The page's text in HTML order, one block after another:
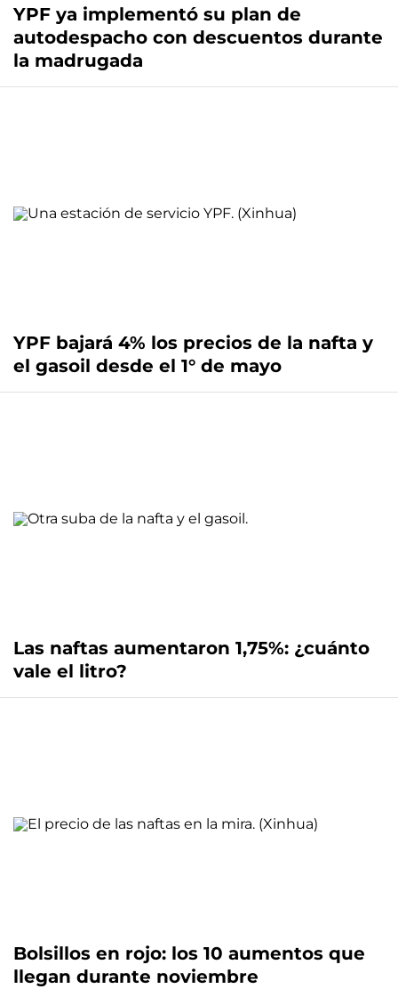
YPF ya implementó su plan de
autodespacho con descuentos durante
la madrugada
YPF bajará 4% los precios de la nafta y
el gasoil desde el 1° de mayo
Las naftas aumentaron 1,75%: ¿cuánto
vale el litro?
Bolsillos en rojo: los 10 aumentos que
llegan durante noviembre